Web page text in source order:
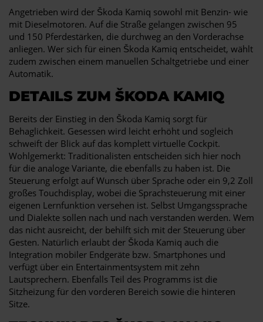
Angetrieben wird der Škoda Kamiq sowohl mit Benzin- wie
mit Dieselmotoren. Auf die Straße gelangen zwischen 95
und 150 Pferdestärken, die durchweg an den Vorderachse
anliegen. Wer sich für einen Škoda Kamiq entscheidet, wählt
zudem zwischen einem manuellen Schaltgetriebe und einer
Automatik.
DETAILS ZUM ŠKODA KAMIQ
Bereits der Einstieg in den Škoda Kamiq sorgt für
Behaglichkeit. Gesessen wird leicht erhöht und sogleich
schweift der Blick auf das komplett virtuelle Cockpit.
Wohlgemerkt: Traditionalisten entscheiden sich hier noch
für die analoge Variante, die ebenfalls zu haben ist. Die
Steuerung erfolgt auf Wunsch über Sprache oder ein 9,2 Zoll
großes Touchdisplay, wobei die Sprachsteuerung mit einer
eigenen Lernfunktion versehen ist. Selbst Umgangssprache
und Dialekte sollen nach und nach verstanden werden. Wem
das nicht ausreicht, der behilft sich mit der Steuerung über
Gesten. Natürlich erlaubt der Škoda Kamiq auch die
Integration mobiler Endgeräte bzw. Smartphones und
verfügt über ein Entertainmentsystem mit zehn
Lautsprechern. Ebenfalls Teil des Programms ist die
Sitzheizung für den vorderen Bereich sowie die hinteren
Sitze.